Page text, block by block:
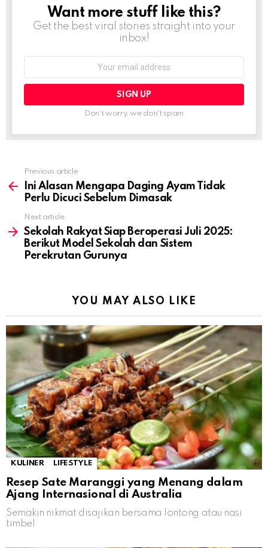
NEWSLETTER
Want more stuff like this?
Get the best viral stories straight into your
inbox!
Don't worry, we don't spam
more
Previous article
Ini Alasan Mengapa Daging Ayam Tidak
Perlu Dicuci Sebelum Dimasak
Next article
Sekolah Rakyat Siap Beroperasi Juli 2025:
Berikut Model Sekolah dan Sistem
Perekrutan Gurunya
YOU MAY ALSO LIKE
KULINER LIFESTYLE
Resep Sate Maranggi yang Menang dalam
Ajang Internasional di Australia
Semakin nikmat disajikan bersama lontong atau nasi
timbel